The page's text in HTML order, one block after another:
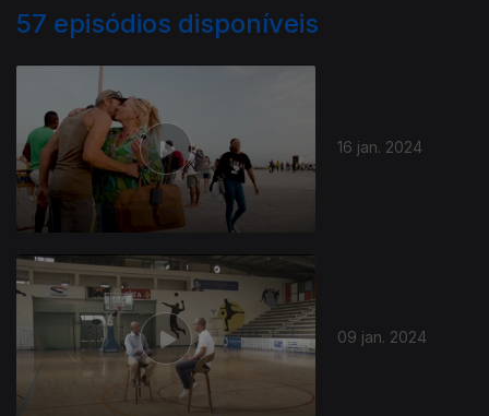
57 episódios disponíveis
16 jan. 2024
09 jan. 2024